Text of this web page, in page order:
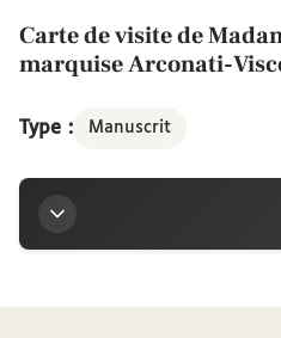
Carte de visite de
marquise Arconati-
Type : Manuscrit
Titre